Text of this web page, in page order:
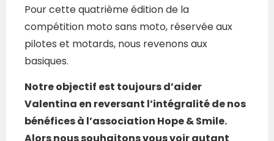
Pour cette quatrième édition de la
compétition moto sans moto, réservée aux
pilotes et motards, nous revenons aux
basiques.
Notre objectif est toujours d’aider
Valentina en reversant l’intégralité de nos
bénéfices à l’association Hope & Smile.